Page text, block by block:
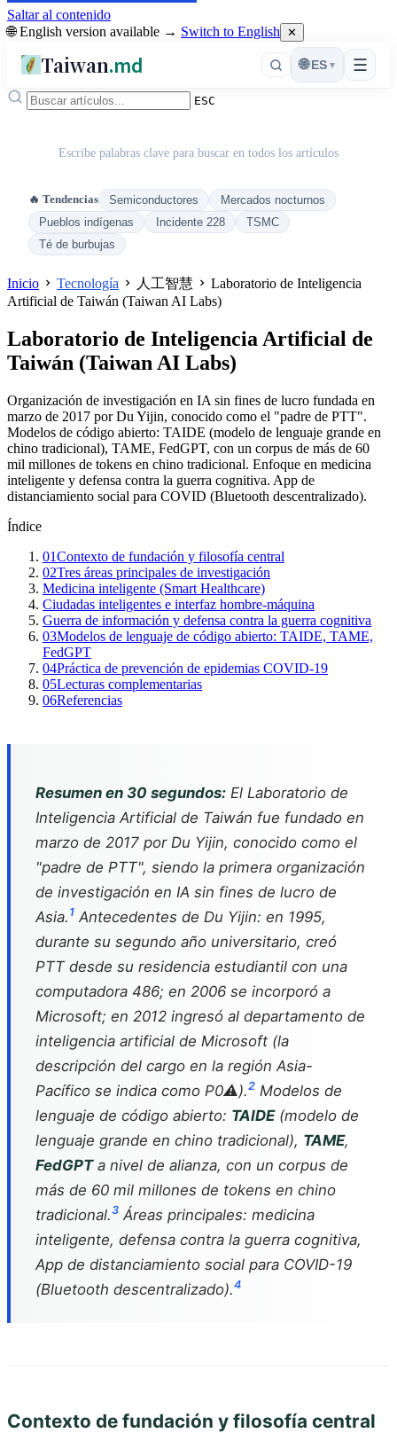
Saltar al contenido
🌐 English version available → Switch to English ✕
Taiwan.md ☰
🌐 ES ▾
ESC
Escribe palabras clave para buscar en todos los artículos
🔥 Tendencias Semiconductores
Mercados nocturnos
Pueblos indígenas
Incidente 228
TSMC
Té de burbujas
Inicio Tecnología 人工智慧
Laboratorio de Inteligencia
Artificial de Taiwán (Taiwan AI Labs)
Laboratorio de Inteligencia Artificial de
Taiwán (Taiwan AI Labs)
Organización de investigación en IA sin fines de lucro fundada en
marzo de 2017 por Du Yijin, conocido como el "padre de PTT".
Modelos de código abierto: TAIDE (modelo de lenguaje grande en
chino tradicional), TAME, FedGPT, con un corpus de más de 60
mil millones de tokens en chino tradicional. Enfoque en medicina
inteligente y defensa contra la guerra cognitiva. App de
distanciamiento social para COVID (Bluetooth descentralizado).
Índice
01Contexto de fundación y filosofía central
02Tres áreas principales de investigación
Medicina inteligente (Smart Healthcare)
Ciudadas inteligentes e interfaz hombre-máquina
Guerra de información y defensa contra la guerra cognitiva
03Modelos de lenguaje de código abierto: TAIDE, TAME,
FedGPT
04Práctica de prevención de epidemias COVID-19
05Lecturas complementarias
06Referencias
Resumen en 30 segundos: El Laboratorio de
Inteligencia Artificial de Taiwán fue fundado en
marzo de 2017 por Du Yijin, conocido como el
"padre de PTT", siendo la primera organización
de investigación en IA sin fines de lucro de
Asia. 1 Antecedentes de Du Yijin: en 1995,
durante su segundo año universitario, creó
PTT desde su residencia estudiantil con una
computadora 486; en 2006 se incorporó a
Microsoft; en 2012 ingresó al departamento de
inteligencia artificial de Microsoft (la
descripción del cargo en la región Asia-
Pacífico se indica como P0⚠️).2 Modelos de
lenguaje de código abierto: TAIDE(modelo de
lenguaje grande en chino tradicional), TAME,
FedGPTa nivel de alianza, con un corpus de
más de 60 mil millones de tokens en chino
tradicional.3 Áreas principales: medicina
inteligente, defensa contra la guerra cognitiva,
App de distanciamiento social para COVID-19
(Bluetooth descentralizado).4
Contexto de fundación y filosofía central